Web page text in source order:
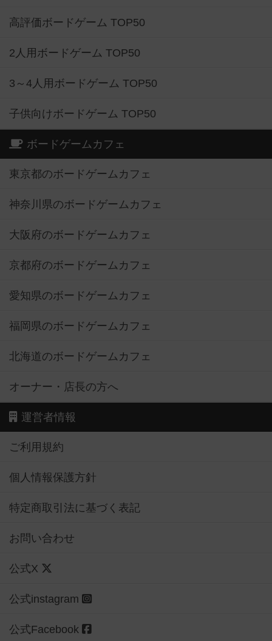
高評価ボードゲーム TOP50
2人用ボードゲーム TOP50
3～4人用ボードゲーム TOP50
子供向けボードゲーム TOP50
ボードゲームカフェ
東京都のボードゲームカフェ
神奈川県のボードゲームカフェ
大阪府のボードゲームカフェ
京都府のボードゲームカフェ
愛知県のボードゲームカフェ
福岡県のボードゲームカフェ
北海道のボードゲームカフェ
オーナー・店長の方へ
運営者情報
ご利用規約
個人情報保護方針
特定商取引法に基づく表記
お問い合わせ
公式X
公式instagram
公式Facebook